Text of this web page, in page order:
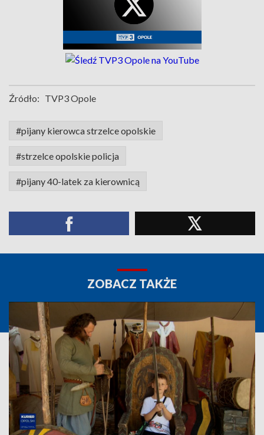
Źródło: TVP3 Opole
#pijany kierowca strzelce opolskie
#strzelce opolskie policja
#pijany 40-latek za kierownicą
ZOBACZ TAKŻE